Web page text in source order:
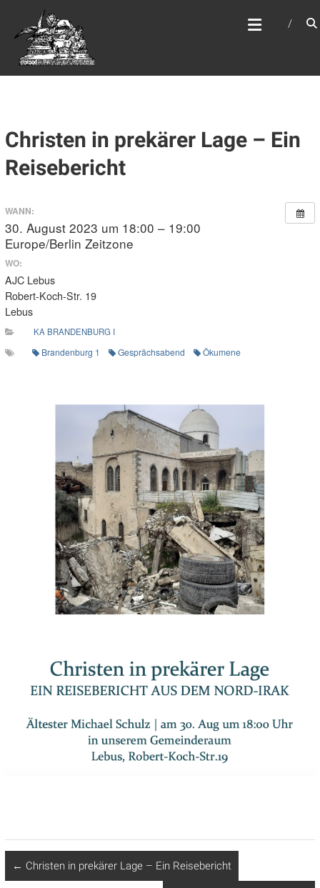
springen
WEBSITE DES
APOSTELAMTES JESU
CHRISTI KÖR
Christen in prekärer Lage – Ein
Reisebericht
WANN:
30. August 2023 um 18:00 – 19:00
Europe/Berlin Zeitzone
WO:
AJC Lebus
Robert-Koch-Str. 19
Lebus
KA BRANDENBURG I
Brandenburg 1 Gesprächsabend Ökumene
← Christen in prekärer Lage – Ein Reisebericht